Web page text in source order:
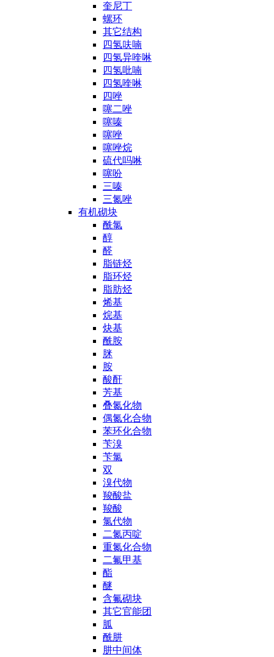
奎尼丁
螺环
其它结构
四氢呋喃
四氢异喹啉
四氢吡喃
四氢喹啉
四唑
噻二唑
噻嗪
噻唑
噻唑烷
硫代吗啉
噻吩
三嗪
三氮唑
有机砌块
酰氯
醇
醛
脂链烃
脂环烃
脂肪烃
烯基
烷基
炔基
酰胺
脒
胺
酸酐
芳基
叠氮化物
偶氮化合物
苯环化合物
苄溴
苄氯
双
溴代物
羧酸盐
羧酸
氯代物
二氮丙啶
重氮化合物
二氟甲基
酯
醚
含氟砌块
其它官能团
胍
酰肼
肼中间体